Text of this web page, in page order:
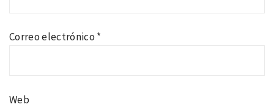
Correo electrónico *
Web